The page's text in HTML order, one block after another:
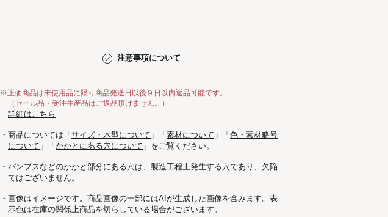
注意事項について
※正価商品は未使用品に限り商品発送日以後９日以内返品可能です。
（セール品・受注生産品はご返品頂けません。）
詳細はこちら
・商品については「 サイズ・木型について 」「 素材について 」「 色・素材略号
について 」「 かかとにある穴について 」をご覧ください。
・パンプスなどのかかと部分にある穴は、製造工程上発生する穴であり、欠陥
ではございません。
・画像はイメージです。商品画像の一部にはAIが生成した画像を含みます。表
示色は在庫の関係上商品を切らしている場合がございます。